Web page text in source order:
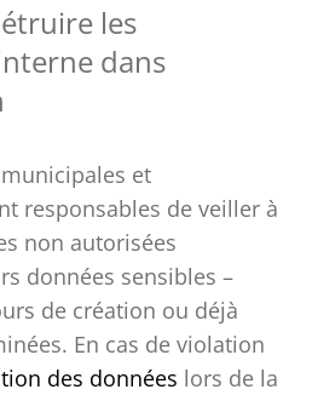
les
dans
et
responsables de veiller à
non autorisées
données sensibles –
de création ou déjà
En cas de violation
des données lors de la